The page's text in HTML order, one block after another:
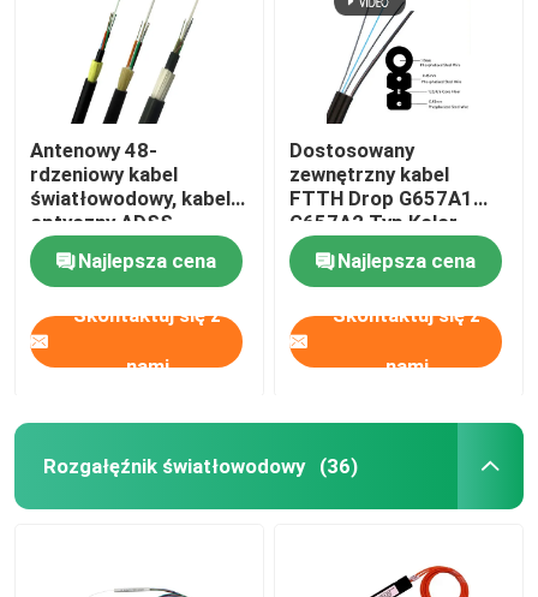
Antenowy 48-
rdzeniowy kabel
światłowodowy, kabel
optyczny ADSS
Zewnętrzna
wytrzymałość
aramidowa
Najlepsza cena
Skontaktuj się z
nami
Dostosowany
zewnętrzny kabel
FTTH Drop G657A1
G657A2 Typ Kolor
czarny
Najlepsza cena
Skontaktuj się z
nami
Rozgałęźnik światłowodowy (36)